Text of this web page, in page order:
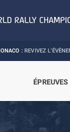
L’ÉVÈNEMENT